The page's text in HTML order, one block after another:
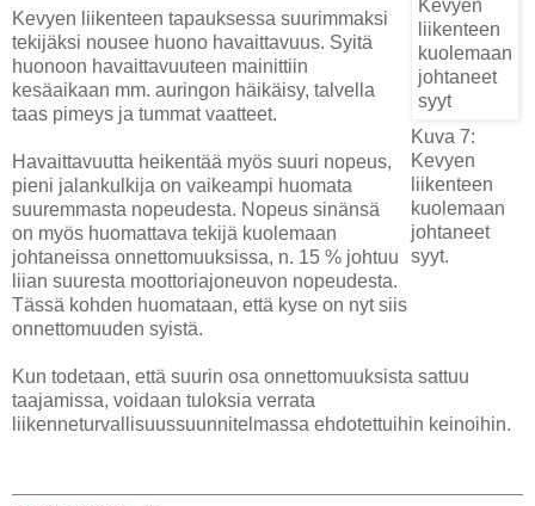
Kuva 7:
Kevyen
liikenteen
kuolemaan
johtaneet
syyt.
Kevyen liikenteen tapauksessa suurimmaksi
tekijäksi nousee huono havaittavuus. Syitä
huonoon havaittavuuteen mainittiin
kesäaikaan mm. auringon häikäisy, talvella
taas pimeys ja tummat vaatteet.
Havaittavuutta heikentää myös suuri nopeus,
pieni jalankulkija on vaikeampi huomata
suuremmasta nopeudesta. Nopeus sinänsä
on myös huomattava tekijä kuolemaan
johtaneissa onnettomuuksissa, n. 15 % johtuu
liian suuresta moottoriajoneuvon nopeudesta.
Tässä kohden huomataan, että kyse on nyt siis
onnettomuuden syistä.
Kun todetaan, että suurin osa onnettomuuksista sattuu
taajamissa, voidaan tuloksia verrata
liikenneturvallisuussuunnitelmassa ehdotettuihin keinoihin.